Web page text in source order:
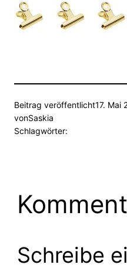
Beitrag veröffentlicht17. Mai
vonSaskia
Schlagwörter:
Schreibe